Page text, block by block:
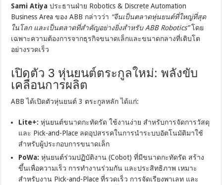
Sami Atiya ประธานฝ่าย Robotics & Discrete Automation
Business Area ของ ABB กล่าวว่า “จีนเป็นตลาดหุ่นยนต์ที่ใหญ่ที่สุด
ในโลก และเป็นตลาดที่สำคัญอย่างยิ่งสำหรับ ABB Robotics”โดย
เฉพาะความต้องการจากธุรกิจขนาดเล็กและขนาดกลางที่เติบโต
อย่างรวดเร็ว
เปิดตัว 3 หุ่นยนต์ตระกูลใหม่: พลังขับ
เคลื่อนการผลิต
ABB ได้เปิดตัวหุ่นยนต์ 3 ตระกูลหลัก ได้แก่:
Lite+: หุ่นยนต์ขนาดกะทัดรัด ใช้งานง่าย สำหรับการจัดการวัสดุ
และ Pick-and-Place ลดอุปสรรคในการนำระบบอัตโนมัติมาใช้
สำหรับผู้ประกอบการขนาดเล็ก
PoWa: หุ่นยนต์ร่วมปฏิบัติงาน (Cobot) ที่มีขนาดกะทัดรัด สร้าง
ขึ้นเพื่อความเร็ว การทำงานร่วมกัน และประสิทธิภาพ เหมาะ
สำหรับงาน Pick-and-Place ที่รวดเร็ว การจัดเรียงพาเลท และ